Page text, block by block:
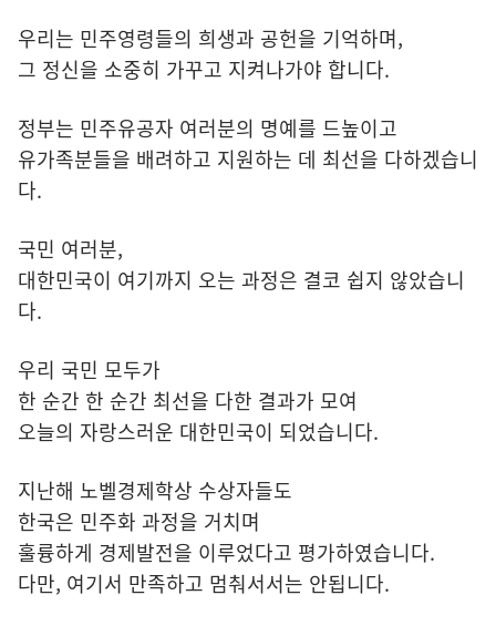
우리는 민주영령들의 희생과 공헌을 기억하며,
그 정신을 소중히 가꾸고 지켜나가야 합니다.
정부는 민주유공자 여러분의 명예를 드높이고
유가족분들을 배려하고 지원하는 데 최선을 다하겠습니
다.
국민 여러분,
대한민국이 여기까지 오는 과정은 결코 쉽지 않았습니
다.
우리 국민 모두가
한 순간 한 순간 최선을 다한 결과가 모여
오늘의 자랑스러운 대한민국이 되었습니다.
지난해 노벨경제학상 수상자들도
한국은 민주화 과정을 거치며
훌륭하게 경제발전을 이루었다고 평가하였습니다.
다만, 여기서 만족하고 멈춰서서는 안됩니다.